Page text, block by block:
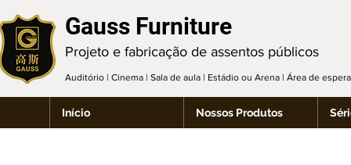
Gauss Furniture
Projeto e fabricação de assentos públicos
Auditório | Cinema | Sala de aula | Estádio ou Arena | Área de
Início Nossos Produtos